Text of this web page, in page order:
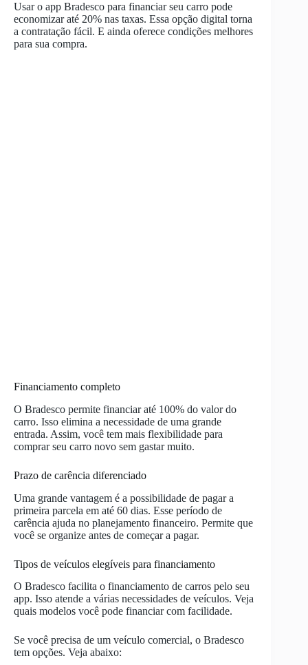
Usar o app Bradesco para financiar seu carro pode
economizar até 20% nas taxas. Essa opção digital torna
a contratação fácil. E ainda oferece condições melhores
para sua compra.
Financiamento completo
O Bradesco permite financiar até 100% do valor do
carro. Isso elimina a necessidade de uma grande
entrada. Assim, você tem mais flexibilidade para
comprar seu carro novo sem gastar muito.
Prazo de carência diferenciado
Uma grande vantagem é a possibilidade de pagar a
primeira parcela em até 60 dias. Esse período de
carência ajuda no planejamento financeiro. Permite que
você se organize antes de começar a pagar.
Tipos de veículos elegíveis para financiamento
O Bradesco facilita o financiamento de carros pelo seu
app. Isso atende a várias necessidades de veículos. Veja
quais modelos você pode financiar com facilidade.
Se você precisa de um veículo comercial, o Bradesco
tem opções. Veja abaixo: